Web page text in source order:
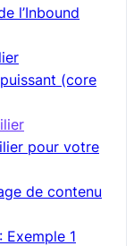
l’Inbound
(core
pour votre
de contenu
Exemple 1